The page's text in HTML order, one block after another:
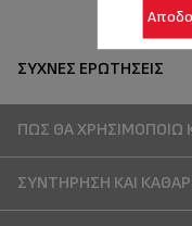
ΣΥΧΝΈΣ ΕΡΩΤΉΣΕΙΣ
ΠΏΣ ΘΑ ΧΡΗΣΙΜΟΠΟΙΏ
ΣΥΝΤΉΡΗΣΗ ΚΑΙ